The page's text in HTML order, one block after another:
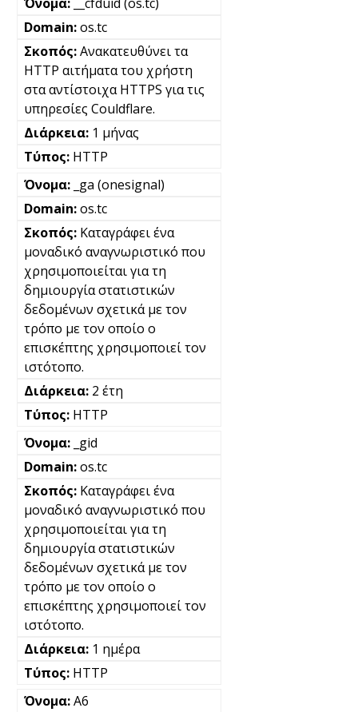
os.tc
Ανακατευθύνει τα
HTTP αιτήματα του χρήστη
στα αντίστοιχα HTTPS για τις
υπηρεσίες Couldflare.
1 μήνας
HTTP
_ga (onesignal)
os.tc
Καταγράφει ένα
μοναδικό αναγνωριστικό που
χρησιμοποιείται για τη
δημιουργία στατιστικών
δεδομένων σχετικά με τον
τρόπο με τον οποίο ο
επισκέπτης χρησιμοποιεί τον
ιστότοπο.
2 έτη
HTTP
_gid
os.tc
Καταγράφει ένα
μοναδικό αναγνωριστικό που
χρησιμοποιείται για τη
δημιουργία στατιστικών
δεδομένων σχετικά με τον
τρόπο με τον οποίο ο
επισκέπτης χρησιμοποιεί τον
ιστότοπο.
1 ημέρα
HTTP
A6